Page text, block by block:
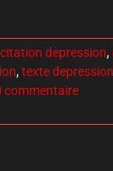
citation depression,
,texte depression
commentaire